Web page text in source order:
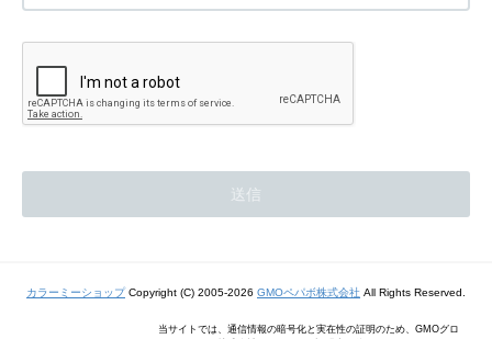
カラーミーショップCopyright (C) 2005-2026 GMOペパボ株式会社 All Rights Reserved.
当サイトでは、通信情報の暗号化と実在性の証明のため、GMOグロ